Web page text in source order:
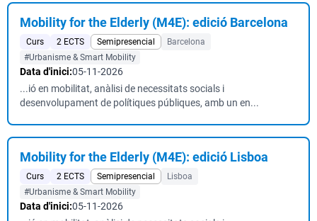
Mobility for the Elderly (M4E): edició Barcelona
Curs 2 ECTS Semipresencial
Barcelona
#Urbanisme & Smart Mobility
Data d'inici:05-11-2026
...ió en mobilitat, anàlisi de necessitats socials i
desenvolupament de polítiques públiques, amb un en...
Mobility for the Elderly (M4E): edició Lisboa
Curs 2 ECTS Semipresencial
Lisboa
#Urbanisme & Smart Mobility
Data d'inici:05-11-2026